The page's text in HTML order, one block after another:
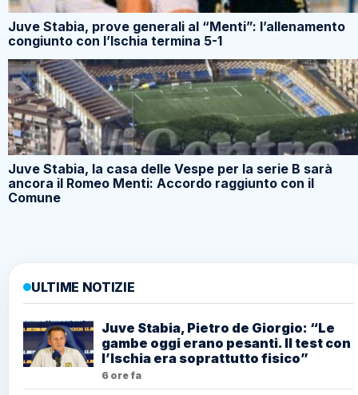
Juve Stabia, prove generali al “Menti”: l’allenamento
congiunto con l’Ischia termina 5-1
Juve Stabia, la casa delle Vespe per la serie B sarà
ancora il Romeo Menti: Accordo raggiunto con il
Comune
ULTIME NOTIZIE
Juve Stabia, Pietro de Giorgio: “Le
gambe oggi erano pesanti. Il test con
l’Ischia era soprattutto fisico”
6 ore fa